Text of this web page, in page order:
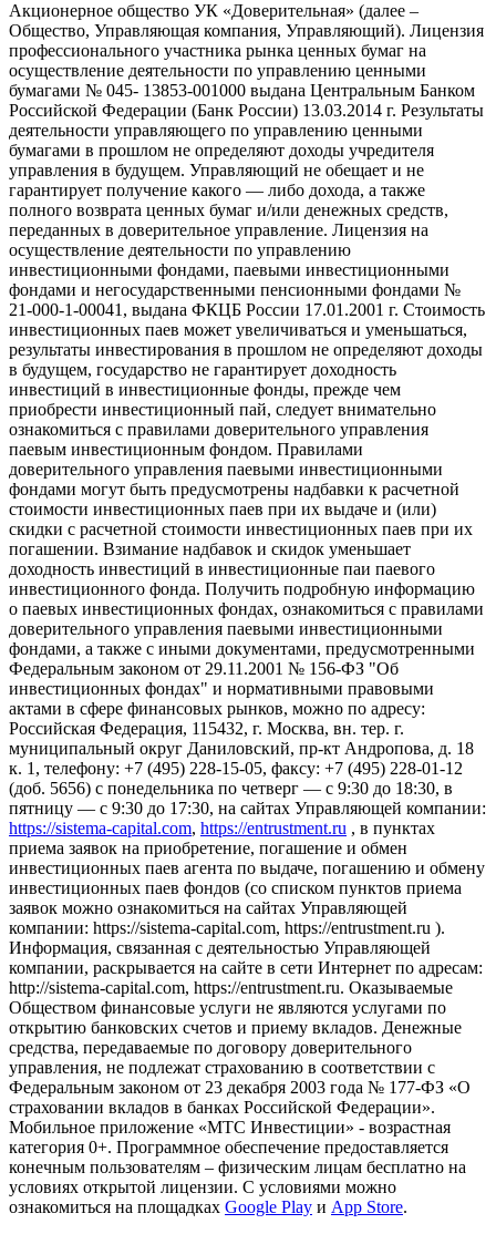
Акционерное общество УК «Доверительная» (далее –
Общество, Управляющая компания, Управляющий). Лицензия
профессионального участника рынка ценных бумаг на
осуществление деятельности по управлению ценными
бумагами № 045- 13853-001000 выдана Центральным Банком
Российской Федерации (Банк России) 13.03.2014 г. Результаты
деятельности управляющего по управлению ценными
бумагами в прошлом не определяют доходы учредителя
управления в будущем. Управляющий не обещает и не
гарантирует получение какого — либо дохода, а также
полного возврата ценных бумаг и/или денежных средств,
переданных в доверительное управление. Лицензия на
осуществление деятельности по управлению
инвестиционными фондами, паевыми инвестиционными
фондами и негосударственными пенсионными фондами №
21-000-1-00041, выдана ФКЦБ России 17.01.2001 г. Стоимость
инвестиционных паев может увеличиваться и уменьшаться,
результаты инвестирования в прошлом не определяют доходы
в будущем, государство не гарантирует доходность
инвестиций в инвестиционные фонды, прежде чем
приобрести инвестиционный пай, следует внимательно
ознакомиться с правилами доверительного управления
паевым инвестиционным фондом. Правилами
доверительного управления паевыми инвестиционными
фондами могут быть предусмотрены надбавки к расчетной
стоимости инвестиционных паев при их выдаче и (или)
скидки с расчетной стоимости инвестиционных паев при их
погашении. Взимание надбавок и скидок уменьшает
доходность инвестиций в инвестиционные паи паевого
инвестиционного фонда. Получить подробную информацию
о паевых инвестиционных фондах, ознакомиться с правилами
доверительного управления паевыми инвестиционными
фондами, а также с иными документами, предусмотренными
Федеральным законом от 29.11.2001 № 156-ФЗ "Об
инвестиционных фондах" и нормативными правовыми
актами в сфере финансовых рынков, можно по адресу:
Российская Федерация, 115432, г. Москва, вн. тер. г.
муниципальный округ Даниловский, пр-кт Андропова, д. 18
к. 1, телефону: +7 (495) 228-15-05, факсу: +7 (495) 228-01-12
(доб. 5656) с понедельника по четверг — c 9:30 до 18:30, в
пятницу — с 9:30 до 17:30, на сайтах Управляющей компании:
https://sistema-capital.com, https://entrustment.ru , в пунктах
приема заявок на приобретение, погашение и обмен
инвестиционных паев агента по выдаче, погашению и обмену
инвестиционных паев фондов (со списком пунктов приема
заявок можно ознакомиться на сайтах Управляющей
компании: https://sistema-capital.com, https://entrustment.ru ).
Информация, связанная с деятельностью Управляющей
компании, раскрывается на сайте в сети Интернет по адресам:
http://sistema-capital.com, https://entrustment.ru. Оказываемые
Обществом финансовые услуги не являются услугами по
открытию банковских счетов и приему вкладов. Денежные
средства, передаваемые по договору доверительного
управления, не подлежат страхованию в соответствии с
Федеральным законом от 23 декабря 2003 года № 177-ФЗ «О
страховании вкладов в банках Российской Федерации».
Мобильное приложение «МТС Инвестиции» - возрастная
категория 0+. Программное обеспечение предоставляется
конечным пользователям – физическим лицам бесплатно на
условиях открытой лицензии. С условиями можно
ознакомиться на площадках Google Play и App Store.